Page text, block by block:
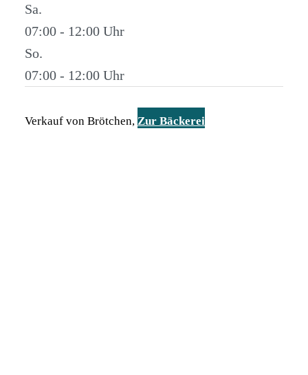
Sa.
07:00 - 12:00
So.
07:00 - 12:00
Verkauf von Brötchen, Zur Bäckerei